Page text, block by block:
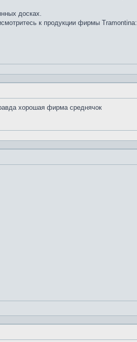
досках.
к продукции фирмы Tramontina:
хорошая фирма среднячок